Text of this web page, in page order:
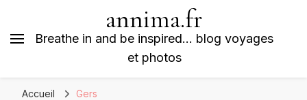
annima.fr
Breathe in and be inspired… blog voyages
et photos
Accueil Gers